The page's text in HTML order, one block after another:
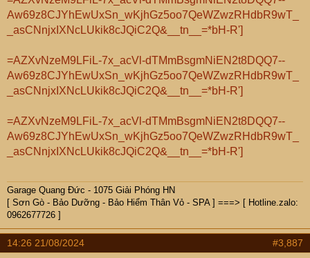
Aw69z8CJYhEwUxSn_wKjhGz5oo7QeWZwzRHdbR9wT_
_asCNnjxIXNcLUkik8cJQiC2Q&__tn__=*bH-R']
=AZXvNzeM9LFiL-7x_acVl-dTMmBsgmNiEN2t8DQQ7--
Aw69z8CJYhEwUxSn_wKjhGz5oo7QeWZwzRHdbR9wT_
_asCNnjxIXNcLUkik8cJQiC2Q&__tn__=*bH-R']
=AZXvNzeM9LFiL-7x_acVl-dTMmBsgmNiEN2t8DQQ7--
Aw69z8CJYhEwUxSn_wKjhGz5oo7QeWZwzRHdbR9wT_
_asCNnjxIXNcLUkik8cJQiC2Q&__tn__=*bH-R']
Garage Quang Đức - 1075 Giải Phóng HN
[ Sơn Gò - Bảo Dưỡng - Bảo Hiểm Thân Vỏ - SPA ] ===> [ Hotline.zalo:
0962677726 ]
14:26 21/08/2024 #3,887